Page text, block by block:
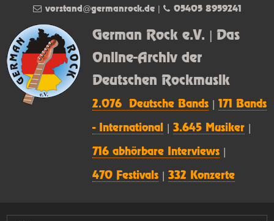
German Rock e.V. | Das
Online-Archiv der
Deutschen Rockmusik
2.076 Deutsche Bands |171 Bands
- International |3.645 Musiker
716 abhörbare Interviews
470 Festivals |332 Konzerte
vorstand@germanrock.de| 05405 8959241